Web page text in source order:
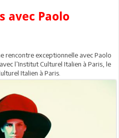
avec Paolo
rencontre exceptionnelle avec Paolo
l’Institut Culturel Italien à Paris, le
Italien à Paris.